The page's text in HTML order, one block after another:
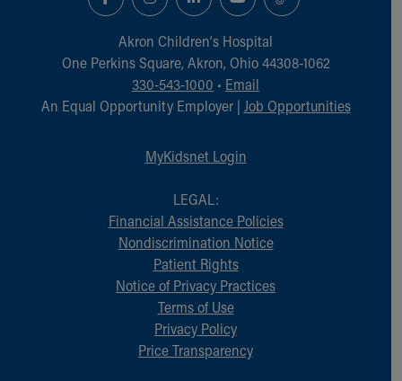
Akron Children‘s Hospital
One Perkins Square, Akron, Ohio 44308-1062
330-543-1000 • Email
An Equal Opportunity Employer | Job Opportunities
MyKidsnet Login
LEGAL:
Financial Assistance Policies
Nondiscrimination Notice
Patient Rights
Notice of Privacy Practices
Terms of Use
Privacy Policy
Price Transparency